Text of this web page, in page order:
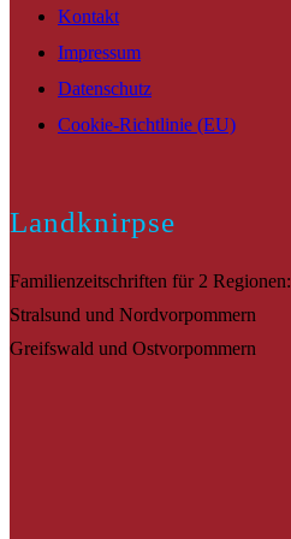
Kontakt
Impressum
Datenschutz
Cookie-Richtlinie (EU)
Landknirpse
Familienzeitschriften für 2 Regionen:
Stralsund und Nordvorpommern
Greifswald und Ostvorpommern